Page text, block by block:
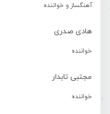
آهنگساز و خواننده
هادی صدری
خواننده
مجتبی تابدار
خواننده